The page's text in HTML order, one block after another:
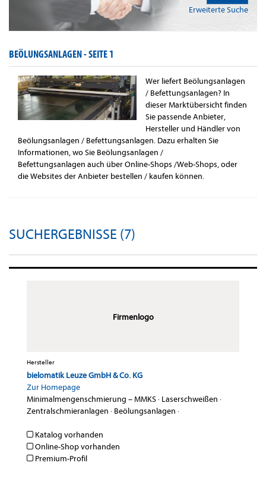
Erweiterte Suche
BEÖLUNGSANLAGEN -SEITE 1
Wer liefert Beölungsanlagen
/ Befettungsanlagen? In
dieser Marktübersicht finden
Sie passende Anbieter,
Hersteller und Händler von
Beölungsanlagen / Befettungsanlagen. Dazu erhalten Sie
Informationen, wo Sie Beölungsanlagen /
Befettungsanlagen auch über Online-Shops /Web-Shops, oder
die Websites der Anbieter bestellen / kaufen können.
SUCHERGEBNISSE (7)
Firmenlogo
Hersteller
bielomatik Leuze GmbH & Co. KG
Zur Homepage
Minimalmengenschmierung – MMKS· Laserschweißen ·
Zentralschmieranlagen · Beölungsanlagen ·
Katalog vorhanden
Online-Shop vorhanden
Premium-Profil